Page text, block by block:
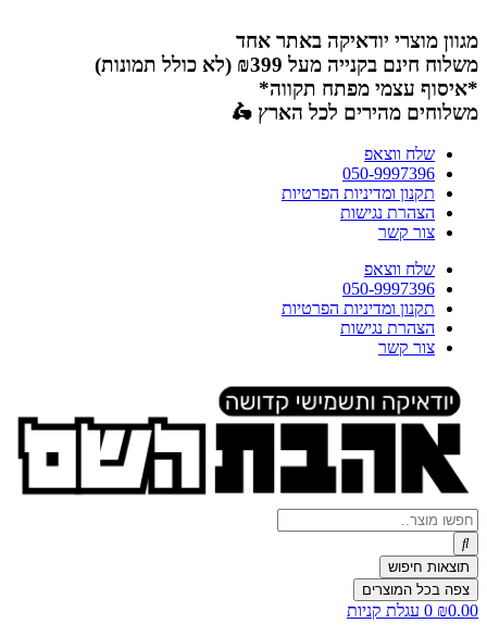
לתוכן
מגוון מוצרי יודאיקה באתר אחד
משלוח חינם בקנייה מעל ₪399 (לא כולל תמונות)
*איסוף עצמי מפתח תקווה*
משלוחים מהירים לכל הארץ 🛵
שלח ווצאפ
050-9997396
תקנון ומדיניות הפרטיות
הצהרת נגישות
צור קשר
שלח ווצאפ
050-9997396
תקנון ומדיניות הפרטיות
הצהרת נגישות
צור קשר
Search
...
תוצאות חיפוש
צפה בכל המוצרים
₪0.00
0 עגלת קניות